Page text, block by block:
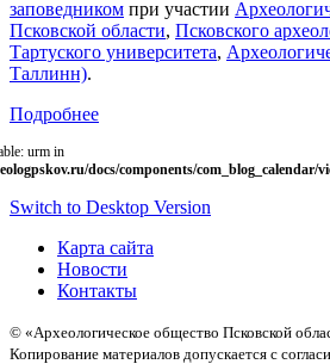
заповедником при участии
Псковской области, Псковского
Тартуского университета,
Таллинн).
Подробнее
urm in
docs/components/com_blog_calendar/
Switch to Desktop Version
Карта сайта
Новости
Контакты
© «Археологическое общество Псковской
Копирование материалов допускается с